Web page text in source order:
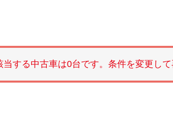
する中古車は0台です。条件を変更して